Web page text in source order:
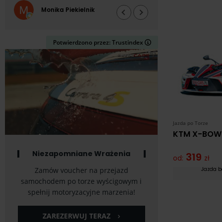
Monika Piekielnik
pozwala
dała,jeden
okrążenia i to
po więcej.
zobaczenia
Potwierdzono przez: Trustindex
Niezapomniane Wrażenia
Zamów voucher na przejazd
samochodem po torze wyścigowym i
spełnij motoryzacyjne marzenia!
ZAREZERWUJ TERAZ
Jazda po Torze
KTM X-BOW
od: 319 zł
Jazda